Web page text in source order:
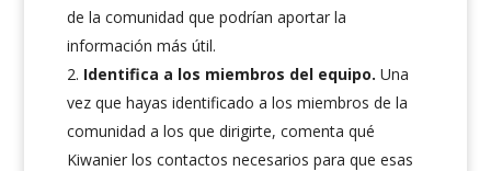
de la comunidad que podrían aportar la
información más útil.
Identifica a los miembros del equipo. Una
vez que hayas identificado a los miembros de la
comunidad a los que dirigirte, comenta qué
Kiwanier los contactos necesarios para que esas